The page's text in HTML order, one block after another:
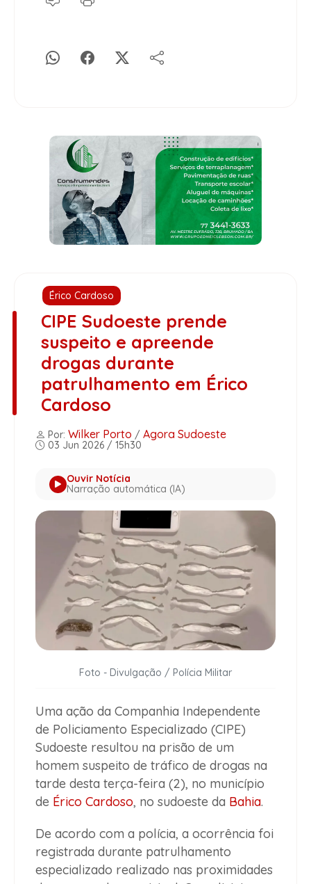
Érico Cardoso
CIPE Sudoeste prende
suspeito e apreende
drogas durante
patrulhamento em Érico
Cardoso
Por: Wilker Porto / Agora Sudoeste
03 Jun 2026 / 15h30
Ouvir Notícia
Narração automática (IA)
Foto - Divulgação / Polícia Militar
Uma ação da Companhia Independente
de Policiamento Especializado (CIPE)
Sudoeste resultou na prisão de um
homem suspeito de tráfico de drogas na
tarde desta terça-feira (2), no município
de Érico Cardoso, no sudoeste da Bahia.
De acordo com a polícia, a ocorrência foi
registrada durante patrulhamento
especializado realizado nas proximidades